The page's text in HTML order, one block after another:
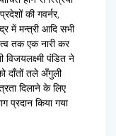
की गवर्नर,
में मन्त्री आदि सभी
तक एक नारी कर
पंडित ने
दाँतों तले अँगुली
दिलाने के लिए
प्रदान किया गया